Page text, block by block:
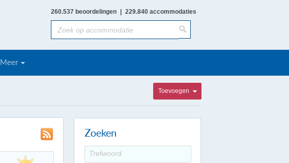
260.537 beoordelingen 229.840 accommodaties
Meer
Toevoegen
Zoeken